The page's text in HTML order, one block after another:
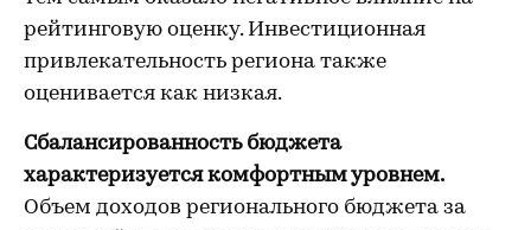
рейтинговую оценку. Инвестиционная
привлекательность региона также
оценивается как низкая.
Сбалансированность бюджета
характеризуется комфортным уровнем.
Объем доходов регионального бюджета за